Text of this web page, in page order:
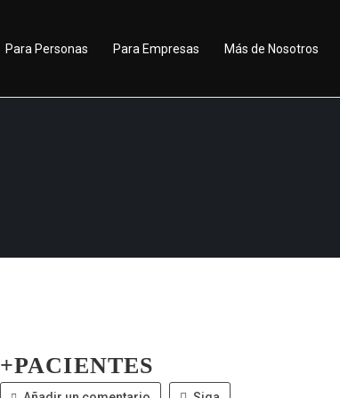
Para Personas Para Empresas Más de Nosotros
+PACIENTES